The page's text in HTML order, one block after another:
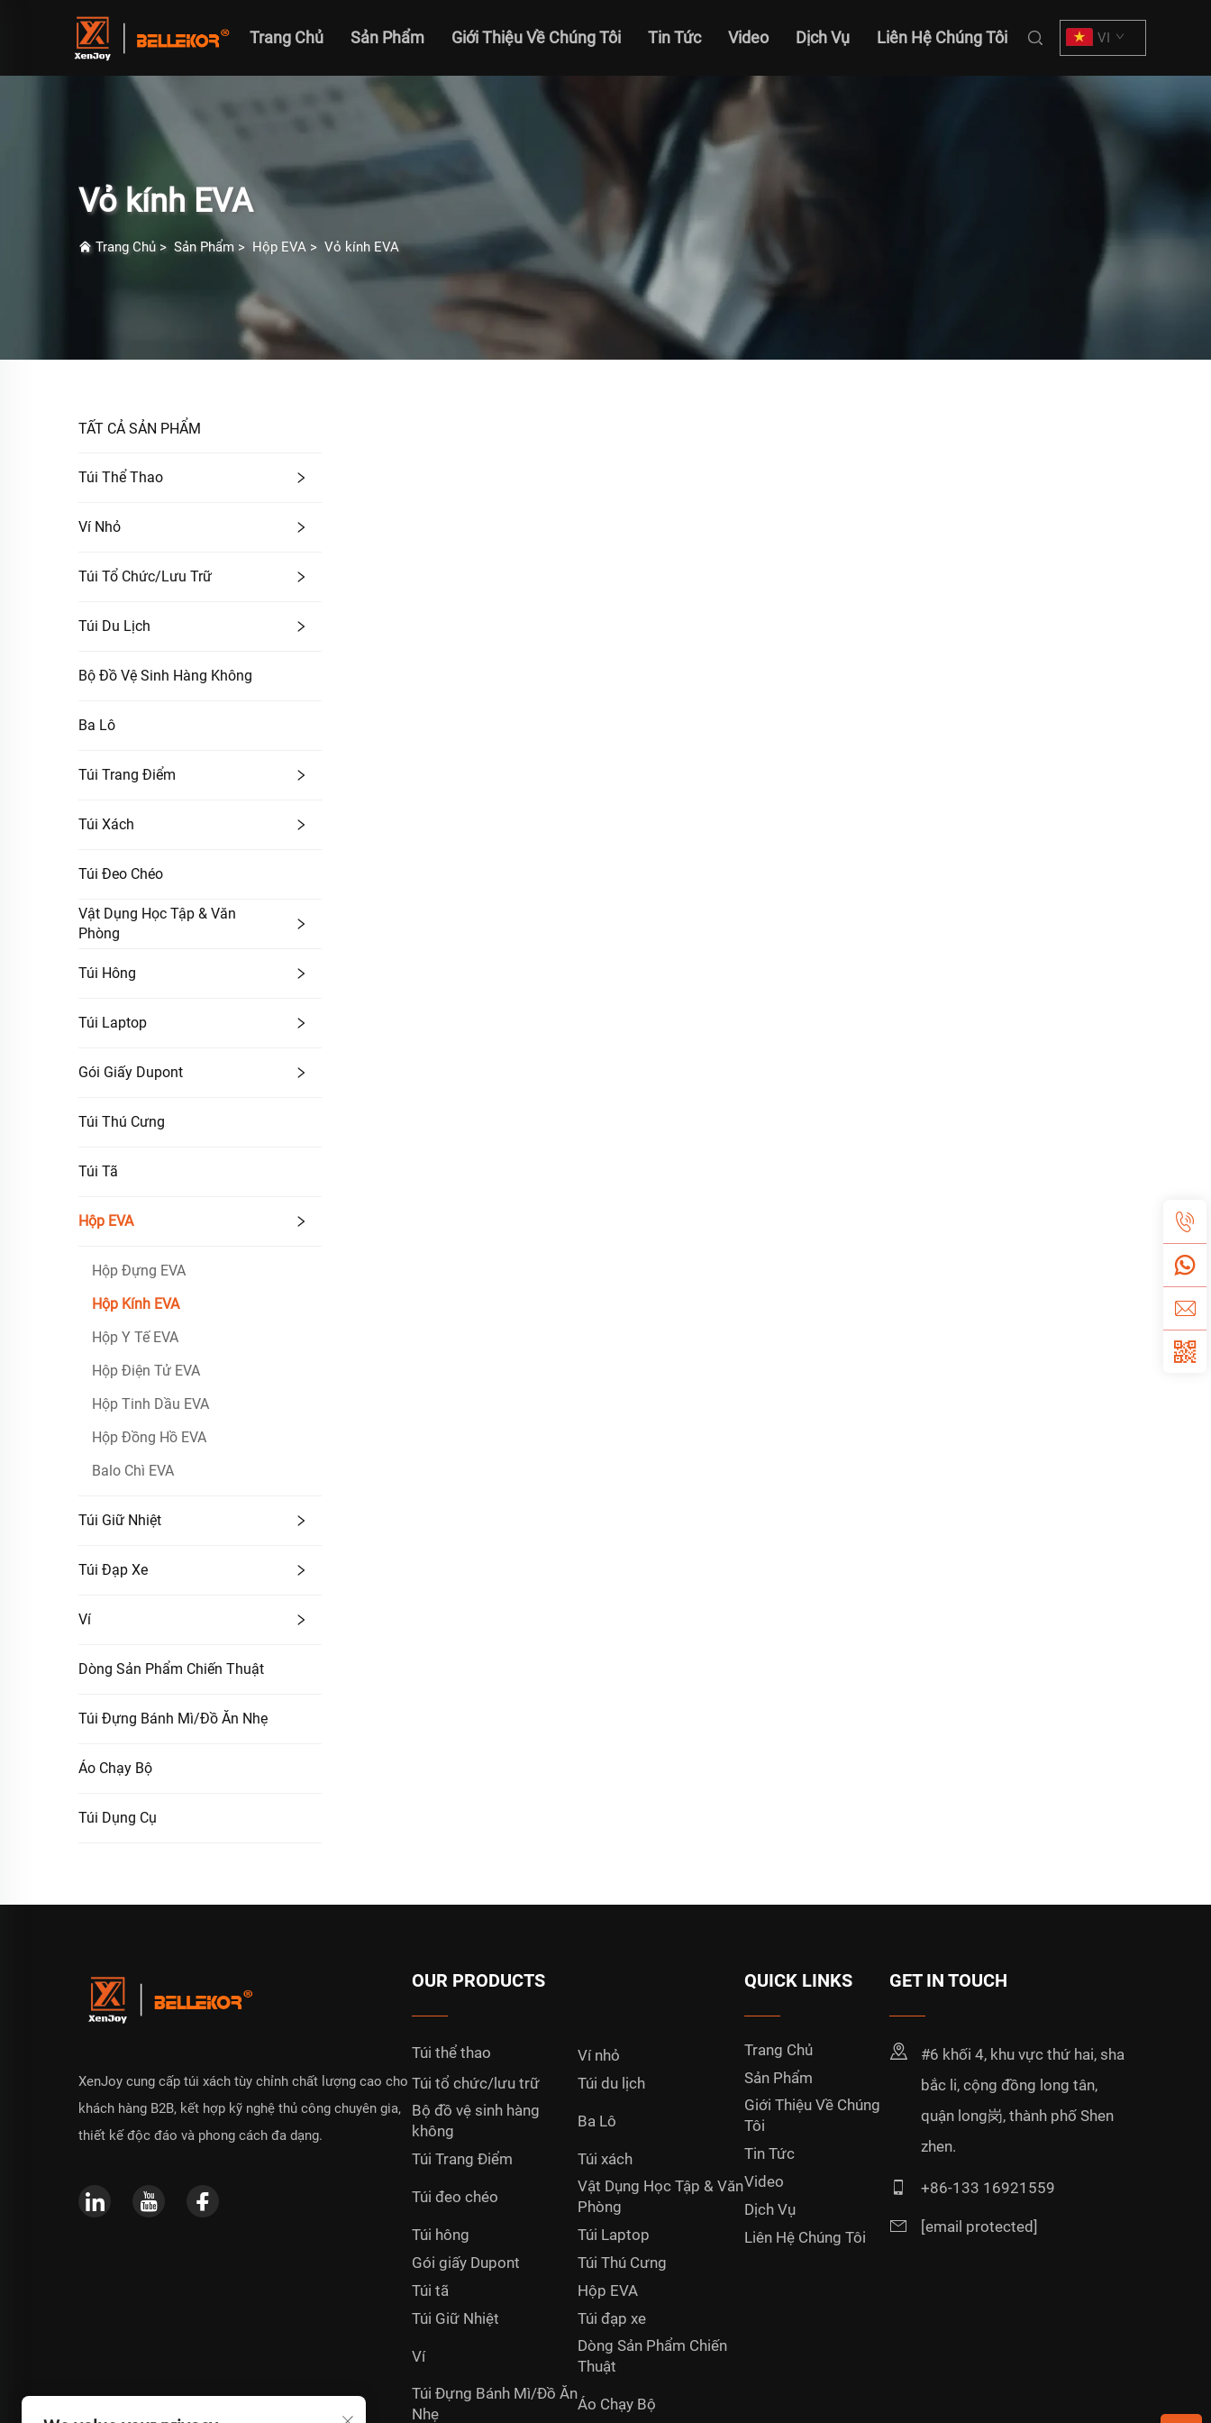
Trang Chủ Sản Phẩm Giới Thiệu Về Chúng Tôi Tin Tức Video Dịch Vụ Liên Hệ Chúng Tôi VI
Vỏ kính EVA
Trang Chủ > Sản Phẩm > Hộp EVA > Vỏ kính EVA
TẤT CẢ SẢN PHẨM
Túi Thể Thao
Ví Nhỏ
Túi Tổ Chức/lưu Trữ
Túi Du Lịch
Bộ Đồ Vệ Sinh Hàng Không
Ba Lô
Túi Trang Điểm
Túi Xách
Túi Đeo Chéo
Vật Dụng Học Tập & Văn
Phòng
Túi Hông
Túi Laptop
Gói Giấy Dupont
Túi Thú Cưng
Túi Tã
Hộp EVA
Hộp Đựng EVA
Hộp Kính EVA
Hộp Y Tế EVA
Hộp Điện Tử EVA
Hộp Tinh Dầu EVA
Hộp Đồng Hồ EVA
Balo Chì EVA
Túi Giữ Nhiệt
Túi Đạp Xe
Ví
Dòng Sản Phẩm Chiến Thuật
Túi Đựng Bánh Mì/Đồ Ăn Nhẹ
Áo Chạy Bộ
Túi Dụng Cụ
XenJoy cung cấp túi xách tùy chỉnh chất lượng cao cho
khách hàng B2B, kết hợp kỹ nghệ thủ công chuyên gia,
thiết kế độc đáo và phong cách đa dạng.
OUR PRODUCTS
Túi thể thao
Ví nhỏ
Túi tổ chức/lưu trữ
Túi du lịch
Bộ đồ vệ sinh hàng
không
Ba Lô
Túi Trang Điểm Túi xách
Túi đeo chéo
Vật Dụng Học Tập & Văn
Phòng
Túi hông
Túi Laptop
Gói giấy Dupont
Túi Thú Cưng
Túi tã
Hộp EVA
Túi Giữ Nhiệt
Túi đạp xe
Ví
Dòng Sản Phẩm Chiến
Thuật
Túi Đựng Bánh Mì/Đồ Ăn
Nhẹ
Áo Chạy Bộ
QUICK LINKS
Trang Chủ
Sản Phẩm
Giới Thiệu Về Chúng
Tôi
Tin Tức
Video
Dịch Vụ
Liên Hệ Chúng Tôi
GET IN TOUCH
#6 khối 4, khu vực thứ hai, sha
bắc li, cộng đồng long tân,
quận long岗, thành phố Shen
zhen.
+86-133 16921559
[email protected]